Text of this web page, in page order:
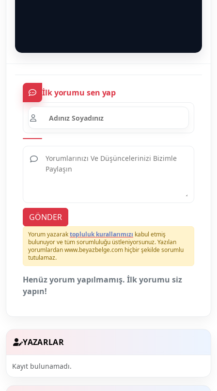
İlk yorumu sen yap
GÖNDER
Yorum yazaraktopluluk kurallarımızı kabul etmiş
bulunuyor ve tüm sorumluluğu üstleniyorsunuz. Yazılan
yorumlardan www.beyazbelge.com hiçbir şekilde sorumlu
tutulamaz.
Henüz yorum yapılmamış. İlk yorumu siz
yapın!
YAZARLAR
Kayıt bulunamadı.